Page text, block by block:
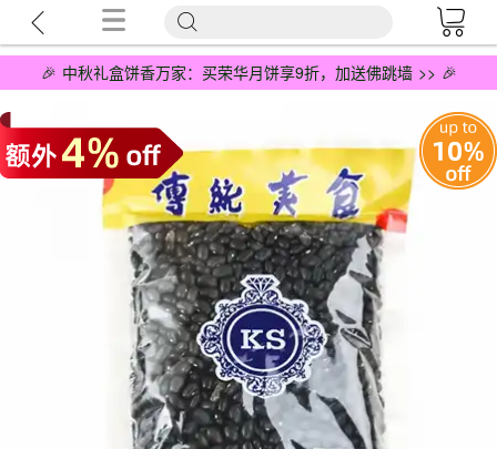
🎉 中秋礼盒饼香万家：买荣华月饼享9折，加送佛跳墙 >> 🎉